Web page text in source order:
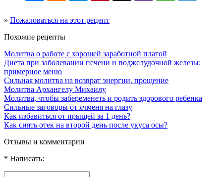
» Пожаловаться на этот рецепт
Похожие рецепты
Молитва о работе с хорошей заработной платой
Диета при заболевании печени и поджелудочной железы:
примерное меню
Сильная молитва на возврат энергии, прощение
Молитва Архангелу Михаилу
Молитва, чтобы забеременеть и родить здорового ребенка
Сильные заговоры от ячменя на глазу
Как избавиться от прыщей за 1 день?
Как снять отек на второй день после укуса осы?
Отзывы и комментарии
* Написать: